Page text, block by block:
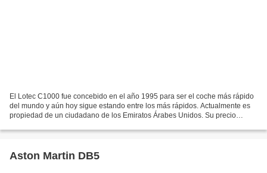
El Lotec C1000 fue concebido en el año 1995 para ser el coche más rápido
del mundo y aún hoy sigue estando entre los más rápidos. Actualmente es
propiedad de un ciudadano de los Emiratos Árabes Unidos. Su precio
Aston Martin DB5